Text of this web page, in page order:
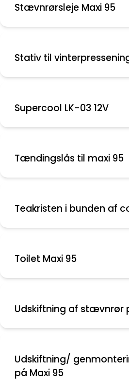
Stævnrørsleje Maxi 95
Stativ til
Supercool LK-03 12V
Tændingslås til maxi 95
Teakristen i bunden af
Toilet Maxi 95
Udskiftning af stævnrør
Udskiftning/
på Maxi 95